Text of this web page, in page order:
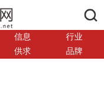
信息
行业
供求 品牌